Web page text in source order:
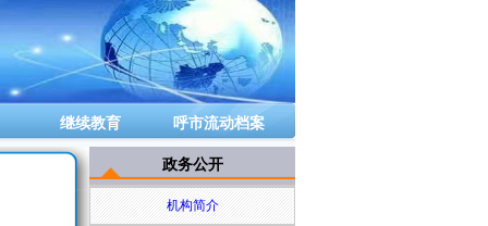
继续教育 呼市流动档案
政务公开
机构简介